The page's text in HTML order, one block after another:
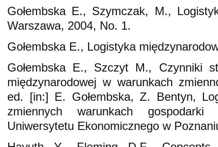
Gołembska E., Szymczak, M.,
Warszawa, 2004, No. 1.
Gołembska E., Logistyka
Gołembska E., Szczyt M., Czynniki
międzynarodowej w warunkach
ed. [in:] E. Gołembska, Z. Bentyn,
zmiennych warunkach gospodarki
Uniwersytetu Ekonomicznego w